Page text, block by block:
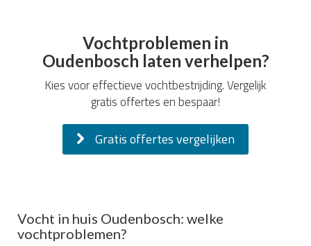
Vochtproblemen in
Oudenbosch laten verhelpen?
Kies voor effectieve vochtbestrijding. Vergelijk
gratis offertes en bespaar!
Gratis offertes vergelijken
Vocht in huis Oudenbosch: welke
vochtproblemen?